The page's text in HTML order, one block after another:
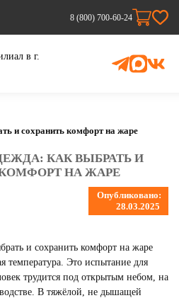
8 (800) 700-60-24
и сохранить комфорт на жаре
КАК ВЫБРАТЬ И
НА ЖАРЕ
Опубликовано:
28.03.2025
температура. Это испытание для
трудится под открытым небом, на
В тяжёлой, не дышащей